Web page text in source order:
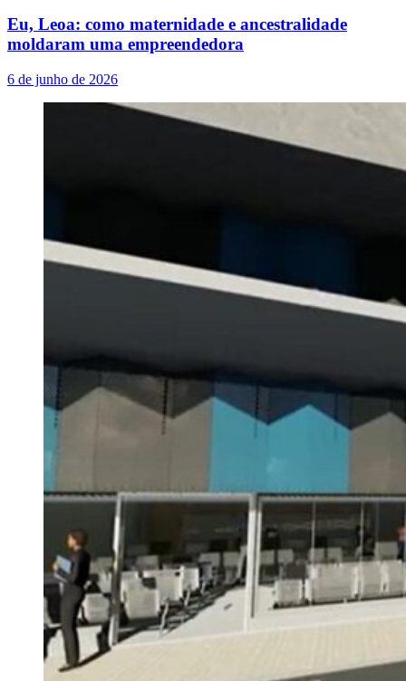
Eu, Leoa: como maternidade e ancestralidade
moldaram uma empreendedora
6 de junho de 2026